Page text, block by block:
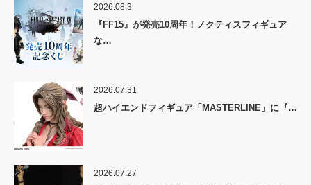
2026.08.3
『FF15』が発売10周年！ノクティスフィギュア
な…
2026.07.31
超ハイエンドフィギュア「MASTERLINE」に『…
2026.07.27